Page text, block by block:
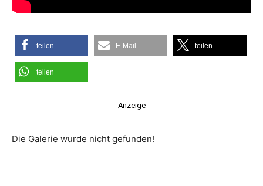
teilen E-Mail teilen
teilen
-Anzeige-
Die Galerie wurde nicht gefunden!